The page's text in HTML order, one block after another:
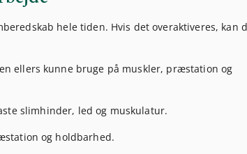
hele tiden. Hvis det overaktiveres, kan
ellers kunne bruge på muskler, præstation og
slimhinder, led og muskulatur.
og holdbarhed.